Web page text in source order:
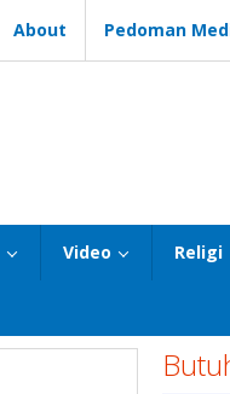
About Pedoman
Video Religi